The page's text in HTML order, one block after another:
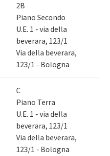
2B
Piano Secondo
U.E. 1 - via della
beverara, 123/1
Via della beverara,
123/1 - Bologna
C
Piano Terra
U.E. 1 - via della
beverara, 123/1
Via della beverara,
123/1 - Bologna